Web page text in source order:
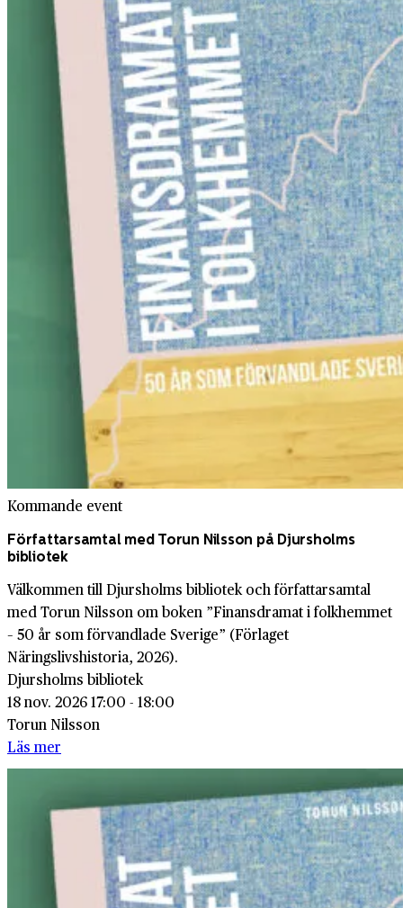
Kommande event
Författarsamtal med Torun Nilsson på Djursholms
bibliotek
Välkommen till Djursholms bibliotek och författarsamtal
med Torun Nilsson om boken ”Finansdramat i folkhemmet
– 50 år som förvandlade Sverige” (Förlaget
Näringslivshistoria, 2026).
Djursholms bibliotek
18 nov. 2026 17:00 - 18:00
Torun Nilsson
Läs mer